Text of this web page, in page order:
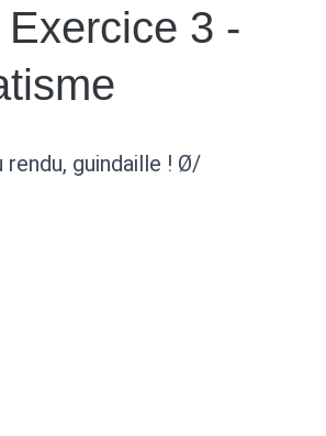
Exercice 3 -
rendu, guindaille ! Ø/